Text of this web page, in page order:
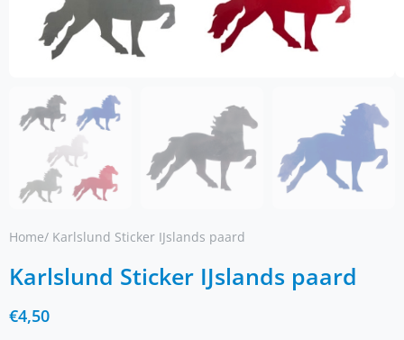
Home/ Karlslund Sticker IJslands paard
Karlslund Sticker IJslands paard
€4,50